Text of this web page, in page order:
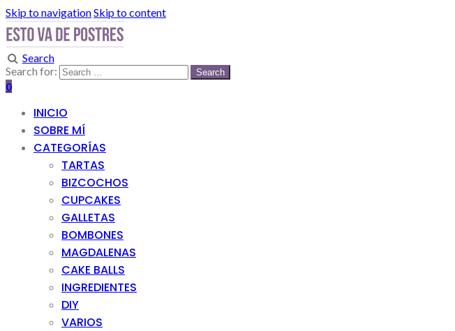
Skip to navigationSkip to content
Search
Search for:
0
INICIO
SOBRE MÍ
CATEGORÍAS
TARTAS
BIZCOCHOS
CUPCAKES
GALLETAS
BOMBONES
MAGDALENAS
CAKE BALLS
INGREDIENTES
DIY
VARIOS